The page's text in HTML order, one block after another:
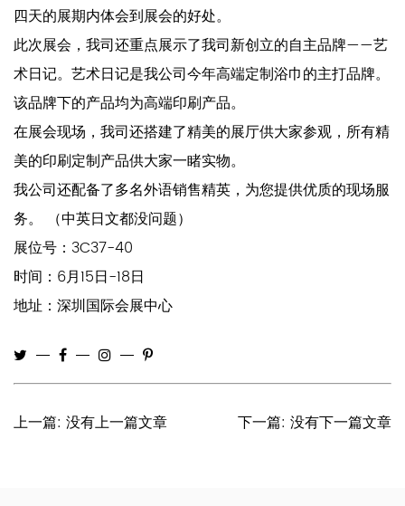
四天的展期内体会到展会的好处。
此次展会，我司还重点展示了我司新创立的自主品牌——艺
术日记。艺术日记是我公司今年高端定制浴巾的主打品牌。
该品牌下的产品均为高端印刷产品。
在展会现场，我司还搭建了精美的展厅供大家参观，所有精
美的印刷定制产品供大家一睹实物。
我公司还配备了多名外语销售精英，为您提供优质的现场服
务。 （中英日文都没问题）
展位号：3C37-40
时间：6月15日-18日
地址：深圳国际会展中心
上一篇: 没有上一篇文章 下一篇: 没有下一篇文章